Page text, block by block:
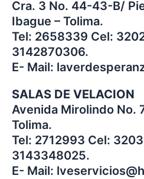
Cra. 3 No. 44-43-B/
Ibague – Tolima.
Tel: 2658339 Cel:
3142870306.
E- Mail:
SALAS DE VELACION
Avenida Mirolindo No.
Tolima.
Tel: 2712993 Cel:
3143348025.
E- Mail: